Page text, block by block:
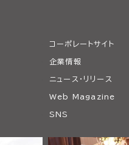
コーポレートサイト
企業情報
ニュース・リリース
Web Magazine
SNS